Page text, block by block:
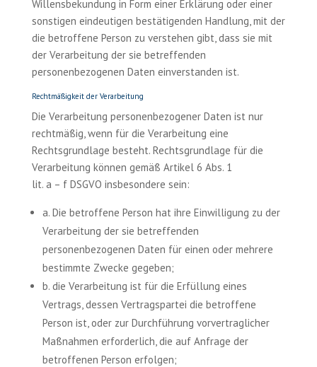
Willensbekundung in Form einer Erklärung oder einer
sonstigen eindeutigen bestätigenden Handlung, mit der
die betroffene Person zu verstehen gibt, dass sie mit
der Verarbeitung der sie betreffenden
personenbezogenen Daten einverstanden ist.
Rechtmäßigkeit der Verarbeitung
Die Verarbeitung personenbezogener Daten ist nur
rechtmäßig, wenn für die Verarbeitung eine
Rechtsgrundlage besteht. Rechtsgrundlage für die
Verarbeitung können gemäß Artikel 6 Abs. 1
lit. a – f DSGVO insbesondere sein:
a. Die betroffene Person hat ihre Einwilligung zu der
Verarbeitung der sie betreffenden
personenbezogenen Daten für einen oder mehrere
bestimmte Zwecke gegeben;
b. die Verarbeitung ist für die Erfüllung eines
Vertrags, dessen Vertragspartei die betroffene
Person ist, oder zur Durchführung vorvertraglicher
Maßnahmen erforderlich, die auf Anfrage der
betroffenen Person erfolgen;